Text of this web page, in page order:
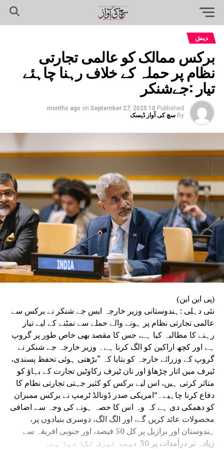
دیش
برکس ممالک کو عالمی تجارتی
نظام پر حملہ کے خلاف رہنا چاہئے
تیار :جےشنکر
Published
10 months ago
on September 27, 2025
By سچ کی آواز ڈیسک
(پی این این)
نئی دہلی :ہندوستانی وزیر خارجہ ایس جے شنکر نے برکس سے
عالمی تجارتی نظام پر ہونے والے حملے سے نمٹنے کے لیے تیار
رہنے کا مطالبہ کیا ہے، جس کا مقصد بھی خاص طور پر گروپ
ہے اور کچھ اراکین کو الگ کرنا ہے۔ وزیر خارجہ جے شنکر نے
گروپ کے وزرائے خارجہ کو بتایا کہ “بڑھتی ہوئی تحفظ پسندی،
ٹیرف میں اتار چڑھاؤ اور نان ٹیرف رکاوٹیں تجارت کے بہاؤ کو
متاثر کرتی ہیں، اس لیے برکس کو کثیر جہتی تجارتی نظام کا
دفاع کرنا چاہیے۔”امریکی صدر ڈونالڈ ٹرمپ نے برکس ممبران
کو دھمکی دی ہے کہ وہ اس کا حصہ ہونے کی وجہ سے اضافی
محصولات عائد کریں گے، اور الگ الگ، دوسری بنیادوں پر،
ہندوستان اور برازیل پر کل 50 فیصد، اور جنوبی افریقہ سے
زیادہ تر درآمدات پر 30 فیصد ٹیرف لگا دیا ہے۔